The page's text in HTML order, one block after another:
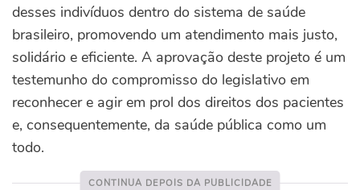
desses indivíduos dentro do sistema de saúde
brasileiro, promovendo um atendimento mais justo,
solidário e eficiente. A aprovação deste projeto é um
testemunho do compromisso do legislativo em
reconhecer e agir em prol dos direitos dos pacientes
e, consequentemente, da saúde pública como um
todo.